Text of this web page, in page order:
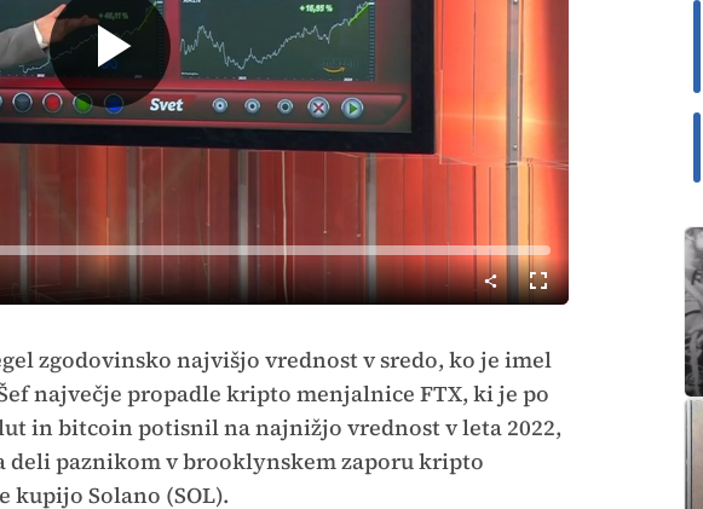
Predvajaj
Celozaslonski
način
zgodovinsko najvišjo vrednost v sredo, ko je imel
največje propadle kripto menjalnice FTX, ki je po
in bitcoin potisnil na najnižjo vrednost v leta 2022,
deli paznikom v brooklynskem zaporu kripto
kupijo Solano (SOL).